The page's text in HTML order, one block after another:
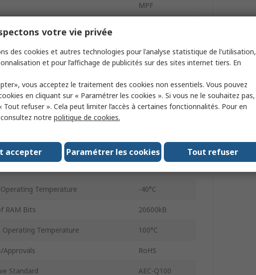
MPF
Surface
BGA
Voltage 0.97V
Supply Voltage 1.08V
Temperature -40°C
RAM Bits 20600kB
Operating Temperature 100°C
Approvals RoHS
Standard AEC-Q100
votre vie privée
des cookies et autres technologies pour l'analyse statistique de l'utilisation,
et pour l’affichage de publicités sur des sites internet tiers. En
vous acceptez le traitement des cookies non essentiels. Vous pouvez
en cliquant sur « Paramétrer les cookies ». Si vous ne le souhaitez pas,
Tout refuser ». Cela peut limiter l’accès à certaines fonctionnalités. Pour en
notre politique de cookies.
accepter Paramétrer les cookies Tout refuser